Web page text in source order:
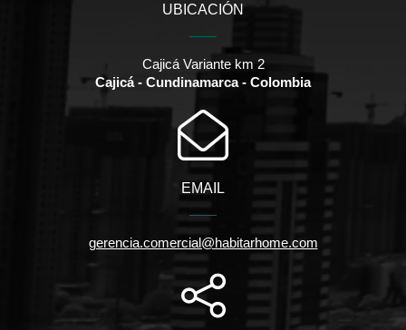
UBICACIÓN
Cajicá Variante km 2
Cajicá - Cundinamarca - Colombia
EMAIL
gerencia.comercial@habitarhome.com